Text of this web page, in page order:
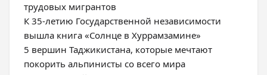
трудовых мигрантов
К 35-летию Государственной независимости
вышла книга «Солнце в Хуррамзамине»
5 вершин Таджикистана, которые мечтают
покорить альпинисты со всего мира